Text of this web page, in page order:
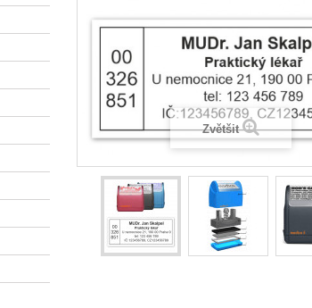
Zvětšit